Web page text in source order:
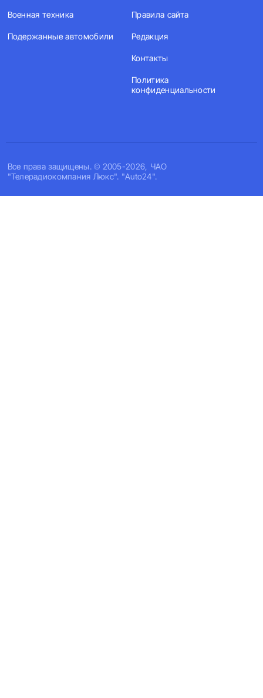
Все права защищены. © 2005-2026, ЧАО
"Телерадиокомпания Люкс". "Auto24".
Военная техника
Подержанные автомобили
Правила сайта
Редакция
Контакты
Политика
конфиденциальности